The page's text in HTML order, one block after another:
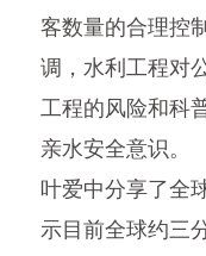
客数量的合理控
调，水利工程对
工程的风险和科
亲水安全意识。
叶爱中分享了全
示目前全球约三